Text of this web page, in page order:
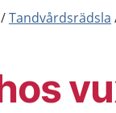
Tandvårdsrädsla